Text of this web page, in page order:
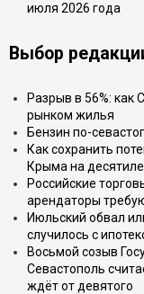
июля 2026 года
Выбор
Разрыв в 56%: как
рынком жилья
Бензин по-
Как сохранить
Крыма на
Российские
арендаторы
Июльский обвал
случилось с
Восьмой созыв
Севастополь
ждёт от девятого